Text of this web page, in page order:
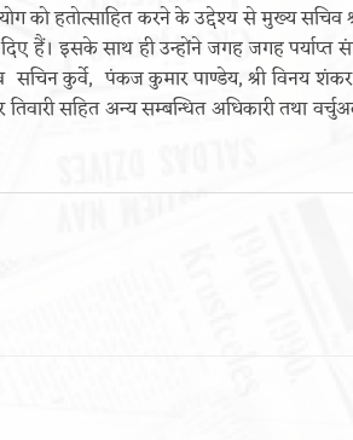
को हतोत्साहित करने के उद्देश्य से मुख्य
दिए हैं। इसके साथ ही उन्होंने जगह जगह
कुर्वे, पंकज कुमार पाण्डेय, श्री विनय
सहित अन्य सम्बन्धित अधिकारी तथा